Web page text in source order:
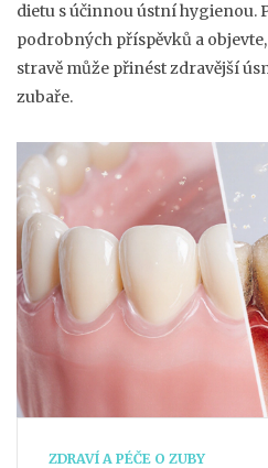
dietu s účinnou ústní hygienou.
podrobných příspěvků a
stravě může přinést zdravější
zubaře.
ZDRAVÍ A PÉČE O ZUBY